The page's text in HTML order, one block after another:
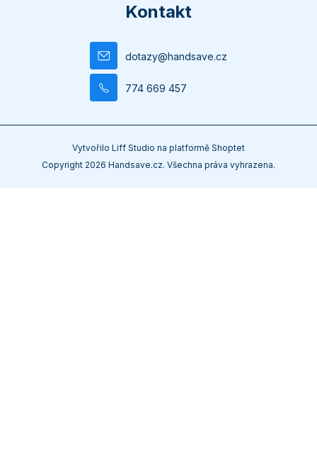
Kontakt
dotazy@handsave.cz
774 669 457
Vytvořilo Liff Studio na platformě Shoptet
Copyright 2026 Handsave.cz. Všechna práva vyhrazena.